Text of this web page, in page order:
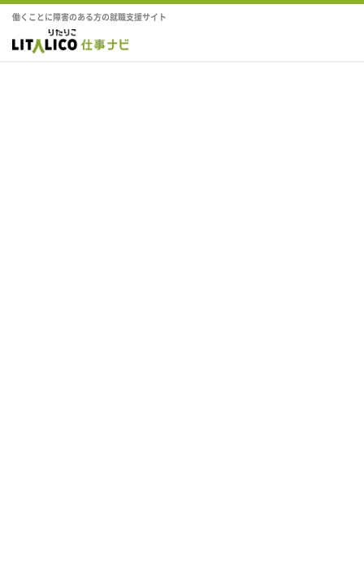
働くことに障害のある方の就職支援サイト